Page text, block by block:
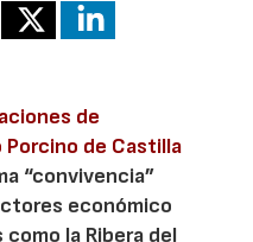
de
Porcino de Castilla
“convivencia”
económico
la Ribera del